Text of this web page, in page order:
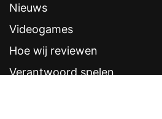
Nieuws
Videogames
Hoe wij reviewen
Verantwoord spelen